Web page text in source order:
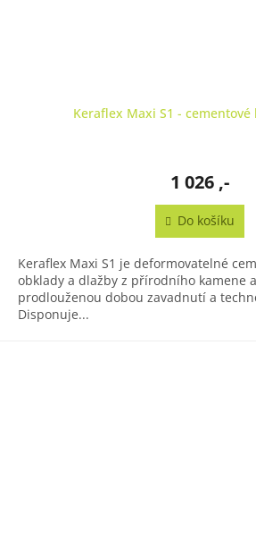
Keraflex Maxi S1 -
1 026 ,-
Do košíku
Keraflex Maxi S1 je deformovatelné
obklady a dlažby z přírodního kamene
prodlouženou dobou zavadnutí a
Disponuje...